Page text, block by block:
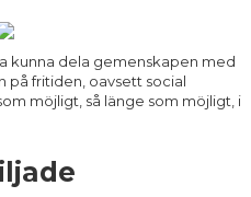
kunna dela gemenskapen med
på fritiden, oavsett social
möjligt, så länge som möjligt, i